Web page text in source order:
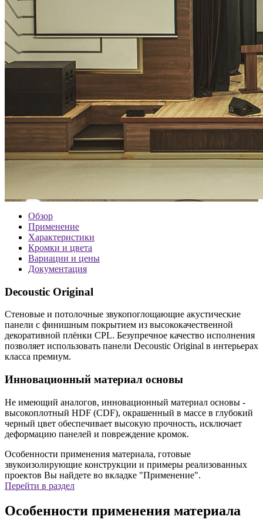
Обзор
Применение
Характеристики
Кромки и цвета
Вариации и цены
Документация
Decoustic Original
Стеновые и потолочные звукопоглощающие акустические
панели с финишным покрытием из высококачественной
декоративной плёнки CPL. Безупречное качество исполнения
позволяет использовать панели Decoustic Original в интерьерах
класса премиум.
Инновационный материал основы
Не имеющий аналогов, инновационный материал основы -
высокоплотный HDF (СDF), окрашенный в массе в глубокий
черный цвет обеспечивает высокую прочность, исключает
деформацию панелей и повреждение кромок.
Особенности применения материала, готовые
звукоизолирующие конструкции и примеры реализованных
проектов Вы найдете во вкладке "Применение".
Перейти в раздел
Особенности применения материала